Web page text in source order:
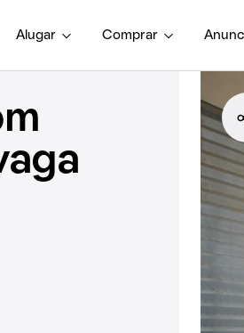
Alugar Comprar